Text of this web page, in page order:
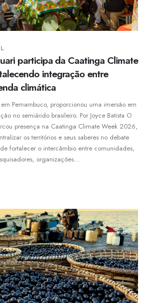
participa da Caatinga Climate
integração entre
climática
Pernambuco, proporcionou uma imersão em
no semiárido brasileiro. Por Joyce Batista O
presença na Caatinga Climate Week 2026,
os territórios e seus saberes no debate
fortalecer o intercâmbio entre comunidades,
organizações...